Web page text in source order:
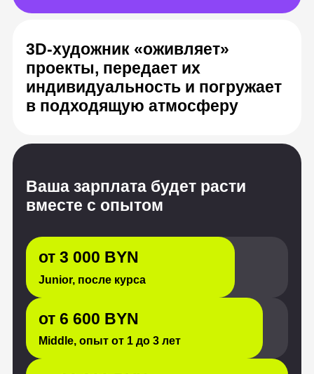
Ваша зарплата будет расти
вместе с опытом
от 3 000 BYN
от 10 200 BYN
Источник: «Хабр Карьера», HeadHunter
Возможности